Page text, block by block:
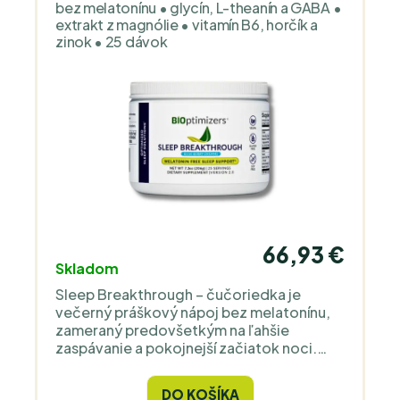
bez melatonínu • glycín, L-theanín a GABA •
extrakt z magnólie • vitamín B6, horčík a
zinok • 25 dávok
Skladom
66,93 €
Sleep Breakthrough – čučoriedka je
večerný práškový nápoj bez melatonínu,
zameraný predovšetkým na ľahšie
zaspávanie a pokojnejší začiatok noci.
večerné upokojenie, plynulejší prechod
DO KOŠÍKA